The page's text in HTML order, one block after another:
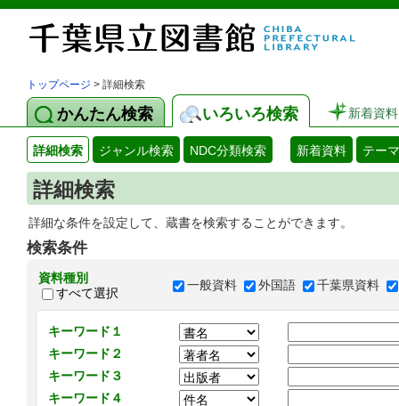
トップページ > 詳細検索
かんたん検索 いろいろ検索 新着資料
詳細検索 ジャンル検索 NDC分類検索 新着資料 テー
詳細検索
詳細な条件を設定して、蔵書を検索することができます。
検索条件
資料種別
すべて選択
一般資料 外国語 千葉県資料
キーワード１
キーワード２
キーワード３
キーワード４